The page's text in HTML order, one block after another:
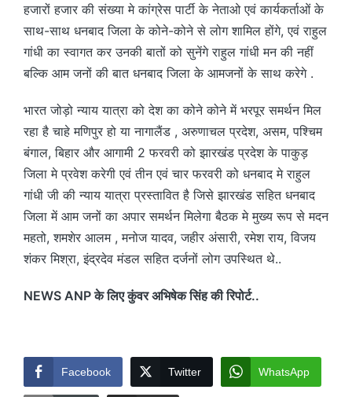
हजारों हजार की संख्या मे कांग्रेस पार्टी के नेताओ एवं कार्यकर्ताओं के
साथ-साथ धनबाद जिला के कोने-कोने से लोग शामिल होंगे, एवं राहुल
गांधी का स्वागत कर उनकी बातों को सुनेंगे राहुल गांधी मन की नहीं
बल्कि आम जनों की बात धनबाद जिला के आमजनों के साथ करेगे .
भारत जोड़ो न्याय यात्रा को देश का कोने कोने में भरपूर समर्थन मिल
रहा है चाहे मणिपुर हो या नागालैंड , अरुणाचल प्रदेश, असम, पश्चिम
बंगाल, बिहार और आगामी 2 फरवरी को झारखंड प्रदेश के पाकुड़
जिला मे प्रवेश करेगी एवं तीन एवं चार फरवरी को धनबाद मे राहुल
गांधी जी की न्याय यात्रा प्रस्तावित है जिसे झारखंड सहित धनबाद
जिला में आम जनों का अपार समर्थन मिलेगा बैठक मे मुख्य रूप से मदन
महतो, शमशेर आलम , मनोज यादव, जहीर अंसारी, रमेश राय, विजय
शंकर मिश्रा, इंद्रदेव मंडल सहित दर्जनों लोग उपस्थित थे..
NEWS ANP के लिए कुंवर अभिषेक सिंह की रिपोर्ट..
Facebook Twitter WhatsApp